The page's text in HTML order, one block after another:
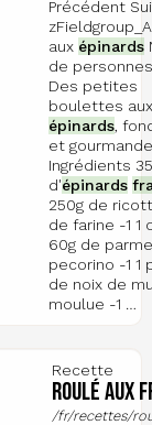
Précédent
aux épinards
de
Des petites
boulettes aux
épinards,
et
Ingrédients
d'épinards
250g de
de farine -1 1
60g de
pecorino -1 1
de noix de
moulue -1 …
Recette
Roulé aux
/fr/recettes/